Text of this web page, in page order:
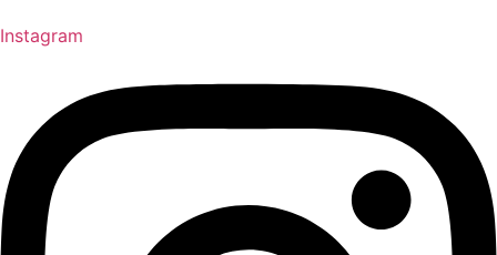
Instagram